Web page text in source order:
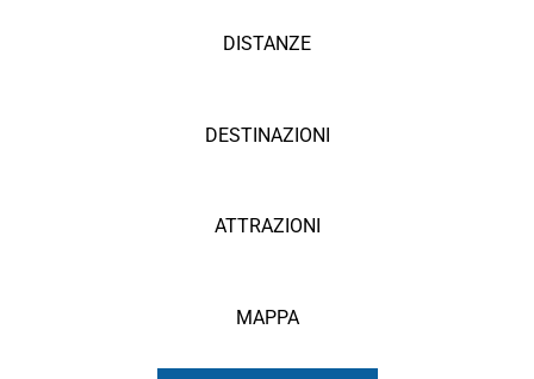
DISTANZE
DESTINAZIONI
ATTRAZIONI
MAPPA